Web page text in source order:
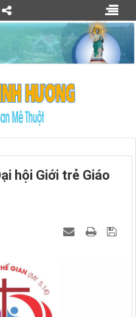
hội Giới trẻ Giáo